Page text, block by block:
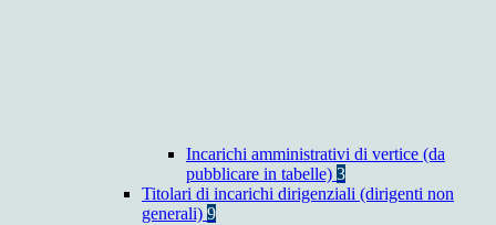
Incarichi amministrativi di vertice (da
pubblicare in tabelle) 3
Titolari di incarichi dirigenziali (dirigenti non
generali) 9